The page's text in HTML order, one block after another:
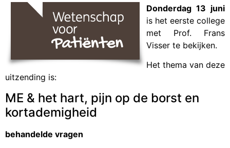
Donderdag 13 juni
is het eerste college
met Prof. Frans
Visser te bekijken.
Het thema van deze
uitzending is:
ME & het hart, pijn op de borst en
kortademigheid
behandelde vragen